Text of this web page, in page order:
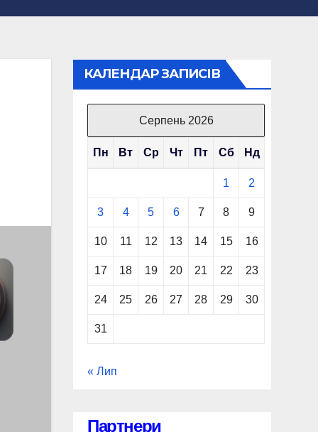
КАЛЕНДАР ЗАПИСІВ
Серпень 2026
Пн Вт Ср Чт Пт Сб Нд
1 2
3 4 5 6 7 8 9
10 11 12 13 14 15 16
17 18 19 20 21 22 23
24 25 26 27 28 29 30
31
« Лип
Партнери